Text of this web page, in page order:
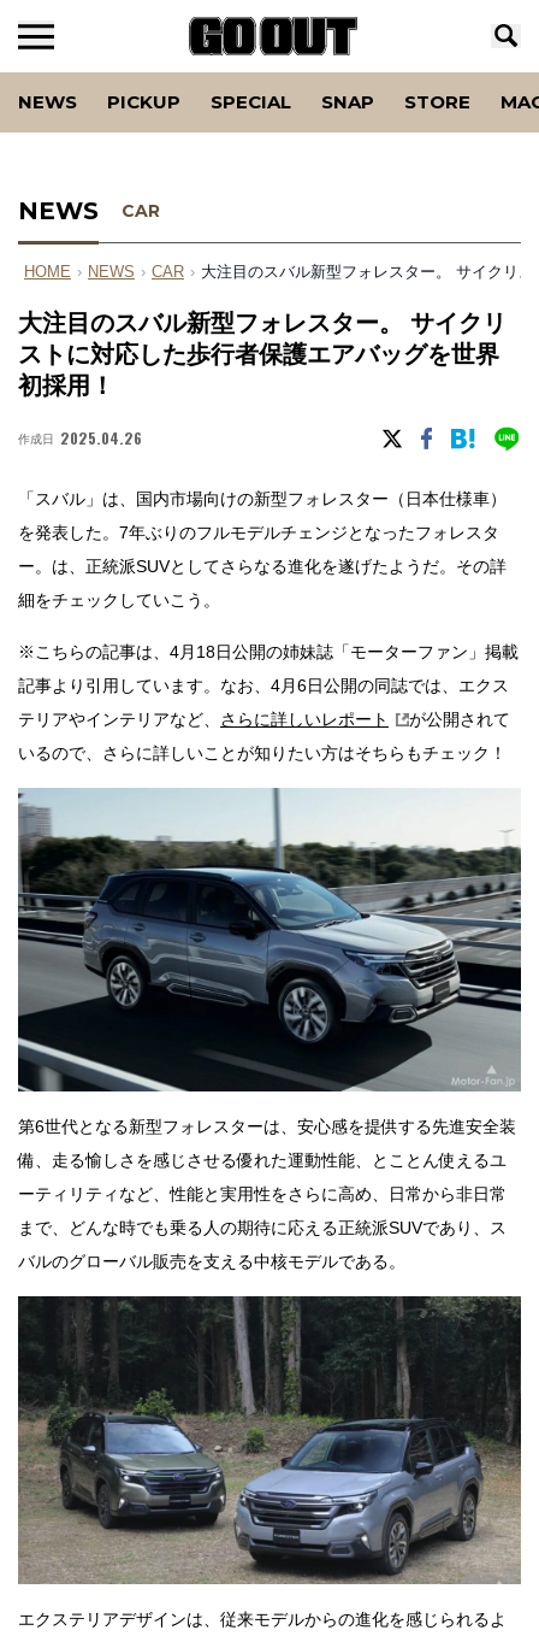
NEWS PICKUP SPECIAL SNAP STORE
NEWS CAR
HOME › NEWS › CAR › 大注目のスバル新型フォレスター。 サイクリ
大注目のスバル新型フォレスター。 サイクリ
ストに対応した歩行者保護エアバッグを世界
初採用！
作成日 2025.04.26
「スバル」は、国内市場向けの新型フォレスター（日本仕様車）
を発表した。7年ぶりのフルモデルチェンジとなったフォレスタ
ー。は、正統派SUVとしてさらなる進化を遂げたようだ。その詳
細をチェックしていこう。
※こちらの記事は、4月18日公開の姉妹誌「モーターファン」掲載
記事より引用しています。なお、4月6日公開の同誌では、エクス
テリアやインテリアなど、 さらに詳しいレポート
が公開されて
いるので、さらに詳しいことが知りたい方はそちらもチェック！
第6世代となる新型フォレスターは、安心感を提供する先進安全装
備、走る愉しさを感じさせる優れた運動性能、とことん使えるユ
ーティリティなど、性能と実用性をさらに高め、日常から非日常
まで、どんな時でも乗る人の期待に応える正統派SUVであり、ス
バルのグローバル販売を支える中核モデルである。
エクステリアデザインは、従来モデルからの進化を感じられるよ